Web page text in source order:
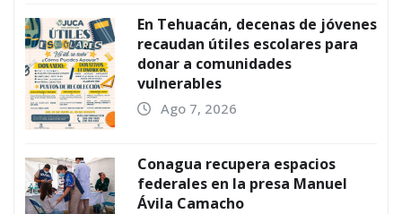
En Tehuacán, decenas de jóvenes
recaudan útiles escolares para
donar a comunidades
vulnerables
Ago 7, 2026
Conagua recupera espacios
federales en la presa Manuel
Ávila Camacho